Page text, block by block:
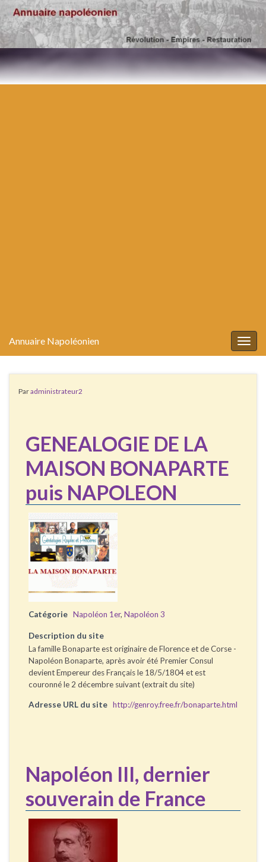
Annuaire Napoléonien
Paradministrateur2
GENEALOGIE DE LA
MAISON BONAPARTE
puis NAPOLEON
Catégorie Napoléon 1er, Napoléon 3
Description du site
La famille Bonaparte est originaire de Florence et de Corse -
Napoléon Bonaparte, après avoir été Premier Consul
devient Empereur des Français le 18/5/1804 et est
couronné le 2 décembre suivant (extrait du site)
Adresse URL du site http://genroy.free.fr/bonaparte.html
Napoléon III, dernier
souverain de France